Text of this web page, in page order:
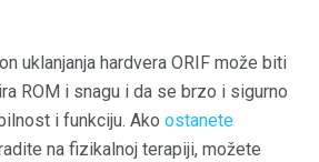
uklanjanja hardvera ORIF može biti
ROM i snagu i da se brzo i sigurno
i funkciju. Ako ostanete
na fizikalnoj terapiji, možete